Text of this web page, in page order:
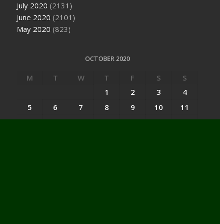
July 2020 (2131)
June 2020 (2101)
May 2020 (823)
OCTOBER 2020
M T W T F S
S
1
2 3
4
5
6 7 8 9 10
11
12
13 14 15 16 17
18